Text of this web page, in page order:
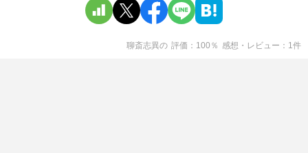
聊斎志異の 評価 100 ％ 感想・レビュー 1件